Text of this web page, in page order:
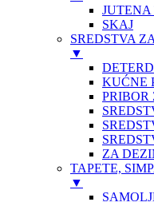
SKAJ
SREDSTVA
▼
KUĆNE
PRIBOR
ZA
TAPETE,
▼